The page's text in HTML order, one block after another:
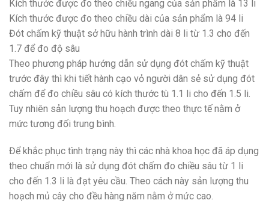
Kích thước được đo theo chiều ngang của sản phẩm là 13 li
Kích thước được đo theo chiều dài của sản phẩm là 94 li
Đót chấm kỹ thuật sở hữu hành trình dài 8 li từ 1.3 cho đến
1.7 để đo độ sâu
Theo phương pháp hướng dẫn sử dụng đót chấm kỹ thuật
trước đây thì khi tiết hành cạo vỏ người dân sẻ sử dụng đót
chấm để đo chiều sâu có kích thước tù 1.1 li cho đến 1.5 li.
Tuy nhiên sản lượng thu hoạch được theo thực tế nằm ở
mức tương đối trung bình.
Để khắc phục tình trạng này thì các nhà khoa học đã áp dụng
theo chuẩn mới là sử dụng đót chấm đo chiều sâu từ 1 li
cho đến 1.3 li là đạt yêu cầu. Theo cách này sản lượng thu
hoạch mủ cây cho đều hàng năm nằm ở mức cao.